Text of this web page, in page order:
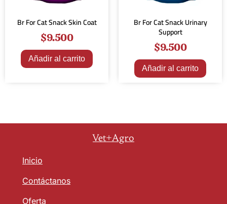
Br For Cat Snack Skin Coat
$9.500
Añadir al carrito
Br For Cat Snack Urinary
Support
$9.500
Añadir al carrito
Vet+Agro
Inicio
Contáctanos
Oferta